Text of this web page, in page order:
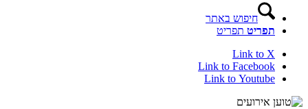
חיפוש באתר
תפריט תפריט
Link to X
Link to Facebook
Link to Youtube